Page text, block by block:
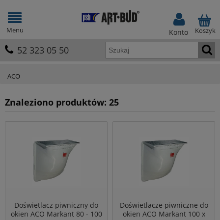
Koszyk
Konto
52 323 05 50
Menu
ACO
Znaleziono produktów: 25
Doświetlacz piwniczny do
okien ACO Markant 80 - 100
Doświetlacze piwniczne do
okien ACO Markant 100 x